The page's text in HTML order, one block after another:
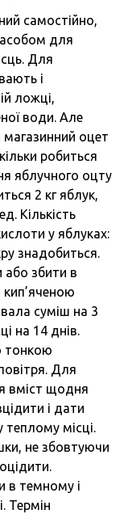
самостійно,
для
Для
і
ложці,
води. Але
оцет
робиться
яблучного оцту
2 кг яблук,
Кількість
у яблуках:
знадобиться.
або збити в
суміш на 3
на 14 днів.
тонкою
Для
вміст щодня
і дати
місці.
не збовтуючи
в темному і
Термін